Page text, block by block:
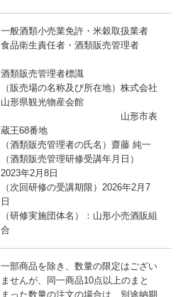
一般酒類小売業免許・米穀取扱業者
食品衛生責任者・酒類販売管理者
酒類販売管理者標識
（販売場の名称及び所在地）株式会社
山形県観光物産会館
山形市表
蔵王68番地
（酒類販売管理者の氏名）齋藤 純一
（酒類販売管理研修受講年月日）
2023年2月8日
（次回研修の受講期限）2026年2月7
日
（研修実施団体名）：山形小売酒販組
合
一部商品を除き、数量の限定はござい
ませんが、同一商品10点以上のまと
まった数量の注文の場合は、別途納期